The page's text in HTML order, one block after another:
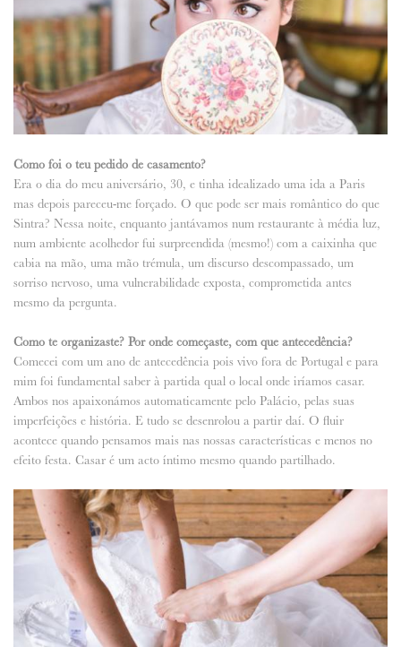
Como foi o teu pedido de casamento?
Era o dia do meu aniversário, 30, e tinha idealizado uma ida a Paris
mas depois pareceu-me forçado. O que pode ser mais romântico do que
Sintra? Nessa noite, enquanto jantávamos num restaurante à média luz,
num ambiente acolhedor fui surpreendida (mesmo!) com a caixinha que
cabia na mão, uma mão trémula, um discurso descompassado, um
sorriso nervoso, uma vulnerabilidade exposta, comprometida antes
mesmo da pergunta.
Como te organizaste? Por onde começaste, com que antecedência?
Comecei com um ano de antecedência pois vivo fora de Portugal e para
mim foi fundamental saber à partida qual o local onde iríamos casar.
Ambos nos apaixonámos automaticamente pelo Palácio, pelas suas
imperfeições e história. E tudo se desenrolou a partir daí. O fluir
acontece quando pensamos mais nas nossas características e menos no
efeito festa. Casar é um acto íntimo mesmo quando partilhado.